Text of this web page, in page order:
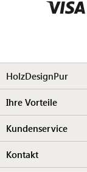
HolzDesignPur
Ihre Vorteile
Kundenservice
Kontakt